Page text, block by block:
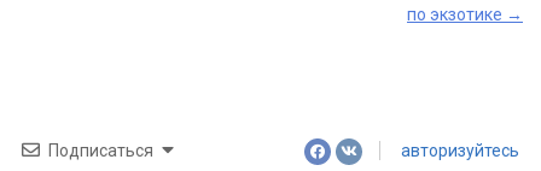
по экзотике →
Подписаться авторизуйтесь